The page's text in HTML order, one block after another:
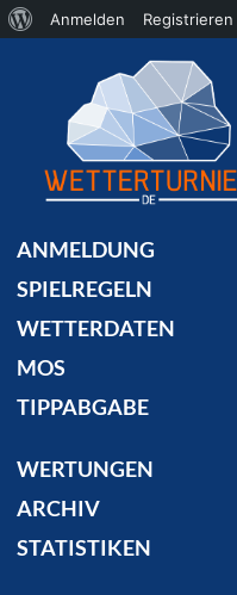
ANMELDUNG
SPIELREGELN
WETTERDATEN
MOS
TIPPABGABE
WERTUNGEN
ARCHIV
STATISTIKEN
Über
Anmelden Registrieren